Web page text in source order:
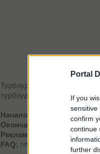
Portal
If you
sensitive
confirm
continue
further
Турбоудобрение для твоих
турбоудобрения от Люси
Начало акции:
Окончание акции:
среда,
Реклама:
таймер событий,
FAQ: https://board-